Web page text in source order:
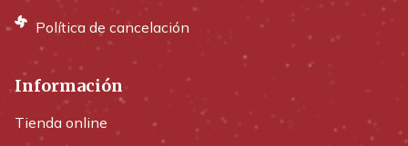
Política de cancelación
Información
Tienda online